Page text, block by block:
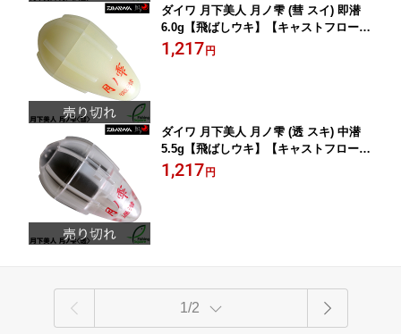
ダイワ 月下美人 月ノ雫 (彗 スイ) 即潜
6.0g【飛ばしウキ】【キャストフロー
ト】
1,217 円
ダイワ 月下美人 月ノ雫 (透 スキ) 中潜
5.5g【飛ばしウキ】【キャストフロー
ト】
1,217 円
1/2